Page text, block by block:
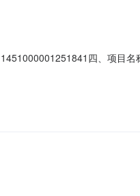
四、项目
透气数量：500.00单价（元）